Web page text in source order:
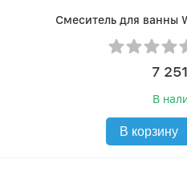
Смеситель для ванны
7 251
В
В корзину